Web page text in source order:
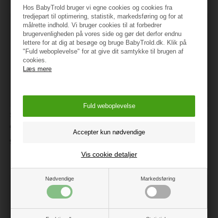
Hos BabyTrold bruger vi egne cookies og cookies fra
tredjepart til optimering, statistik, markedsføring og for at
målrette indhold. Vi bruger cookies til at forbedrer
brugervenligheden på vores side og gør det derfor endnu
lettere for at dig at besøge og bruge BabyTrold.dk. Klik på
"Fuld weboplevelse" for at give dit samtykke til brugen af
cookies.
Læs mere
Nødvendige Markedsføring
Vis cookie detaljer
Sunnylife Badebold med
glimmer
99 kr.
449 kr.